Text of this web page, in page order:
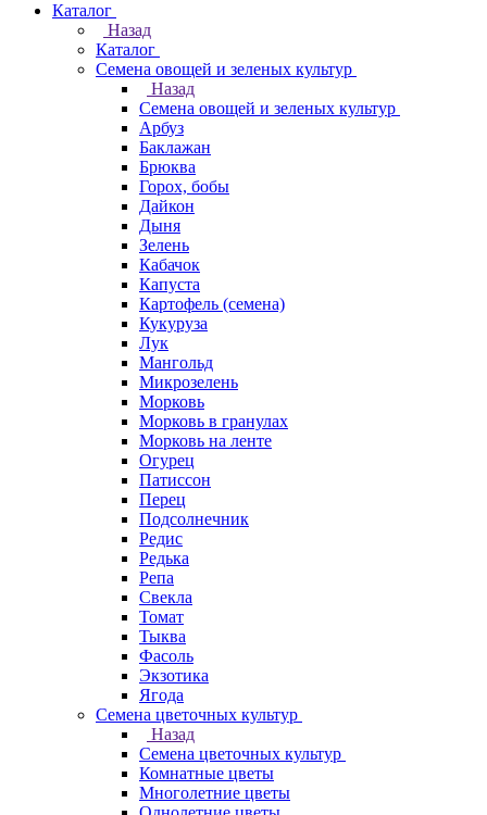
Каталог
Назад
Каталог
Семена овощей и зеленых культур
Назад
Семена овощей и зеленых культур
Арбуз
Баклажан
Брюква
Горох, бобы
Дайкон
Дыня
Зелень
Кабачок
Капуста
Картофель (семена)
Кукуруза
Лук
Мангольд
Микрозелень
Морковь
Морковь в гранулах
Морковь на ленте
Огурец
Патиссон
Перец
Подсолнечник
Редис
Редька
Репа
Свекла
Томат
Тыква
Фасоль
Экзотика
Ягода
Семена цветочных культур
Назад
Семена цветочных культур
Комнатные цветы
Многолетние цветы